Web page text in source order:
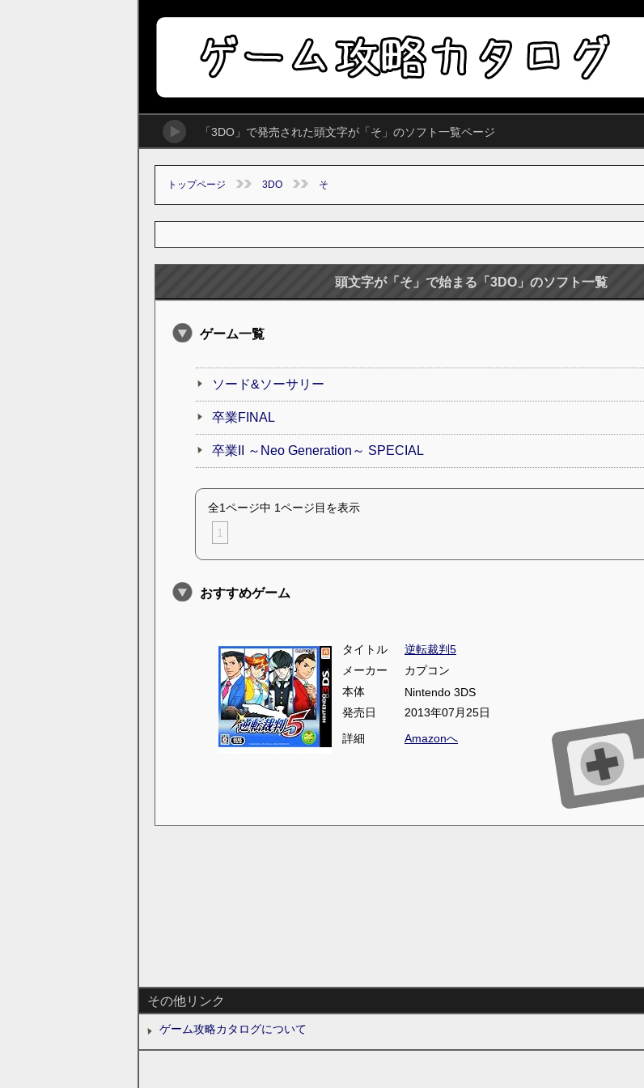
「3DO」で発売された頭文字が「そ」のソフト一覧ページ
トップページ 3DO そ
頭文字が「そ」で始まる「3DO」のソフト一覧
ゲーム一覧
ソード&ソーサリー
卒業FINAL
卒業II ～Neo Generation～ SPECIAL
全1ページ中 1ページ目を表示
1
おすすめゲーム
タイトル
逆転裁判5
メーカー
カプコン
本体
Nintendo 3DS
発売日
2013年07月25日
詳細
Amazonへ
その他リンク
ゲーム攻略カタログについて